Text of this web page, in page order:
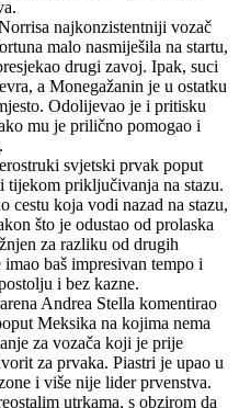
najkonzistentniji vozač
malo nasmiješila na startu,
drugi zavoj. Ipak, suci
a Monegažanin je u ostatku
Odolijevao je i pritisku
mu je prilično pomogao i
svjetski prvak poput
tijekom priključivanja na stazu.
cestu koja vodi nazad na stazu,
što je odustao od prolaska
za razliku od drugih
baš impresivan tempo i
i bez kazne.
Andrea Stella komentirao
Meksika na kojima nema
za vozača koji je prije
za prvaka. Piastri je upao u
i više nije lider prvenstva.
utrkama, s obzirom da